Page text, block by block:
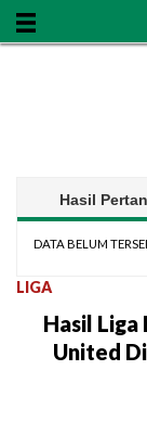
Hasil
DATA BELUM
LIGA
Hasil Liga
United